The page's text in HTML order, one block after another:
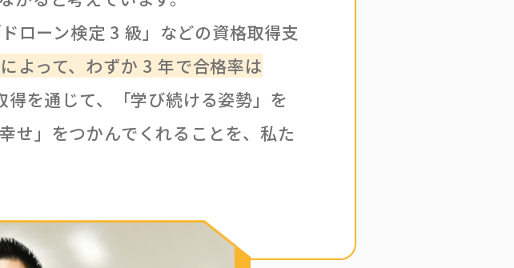
ローン検定 3 級」などの資格取得支
よって、わずか 3 年で合格率は
得を通じて、「学び続ける姿勢」を
せ」をつかんでくれることを、私た